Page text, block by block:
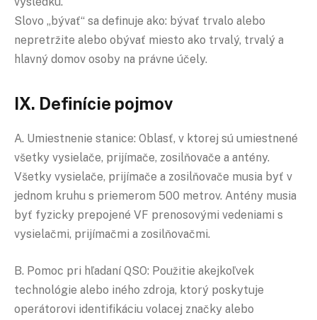
Slovo „bývať“ sa definuje ako: bývať trvalo alebo
nepretržite alebo obývať miesto ako trvalý, trvalý a
hlavný domov osoby na právne účely.
IX. Definície pojmov
A. Umiestnenie stanice: Oblasť, v ktorej sú umiestnené
všetky vysielače, prijímače, zosilňovače a antény.
Všetky vysielače, prijímače a zosilňovače musia byť v
jednom kruhu s priemerom 500 metrov. Antény musia
byť fyzicky prepojené VF prenosovými vedeniami s
vysielačmi, prijímačmi a zosilňovačmi.
B. Pomoc pri hľadaní QSO: Použitie akejkoľvek
technológie alebo iného zdroja, ktorý poskytuje
operátorovi identifikáciu volacej značky alebo